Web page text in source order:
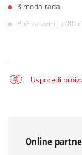
3 moda rada
Puž za zemlju (80
Usporedi
Online